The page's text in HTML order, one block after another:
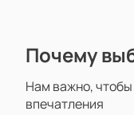
поступил бы я?».
победа вечных
Почему
Нам важно, чтобы
впечатления